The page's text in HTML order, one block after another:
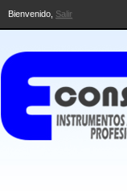
Bienvenido, Salir